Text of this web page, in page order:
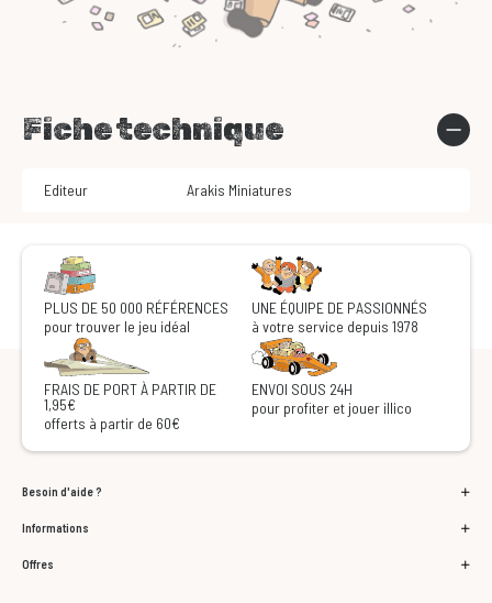
Fiche technique
Editeur Arakis Miniatures
PLUS DE 50 000 RÉFÉRENCES
pour trouver le jeu idéal
UNE ÉQUIPE DE PASSIONNÉS
à votre service depuis 1978
FRAIS DE PORT À PARTIR DE
1,95€
offerts à partir de 60€
ENVOI SOUS 24H
pour profiter et jouer illico
Besoin d'aide ?
Informations
Offres